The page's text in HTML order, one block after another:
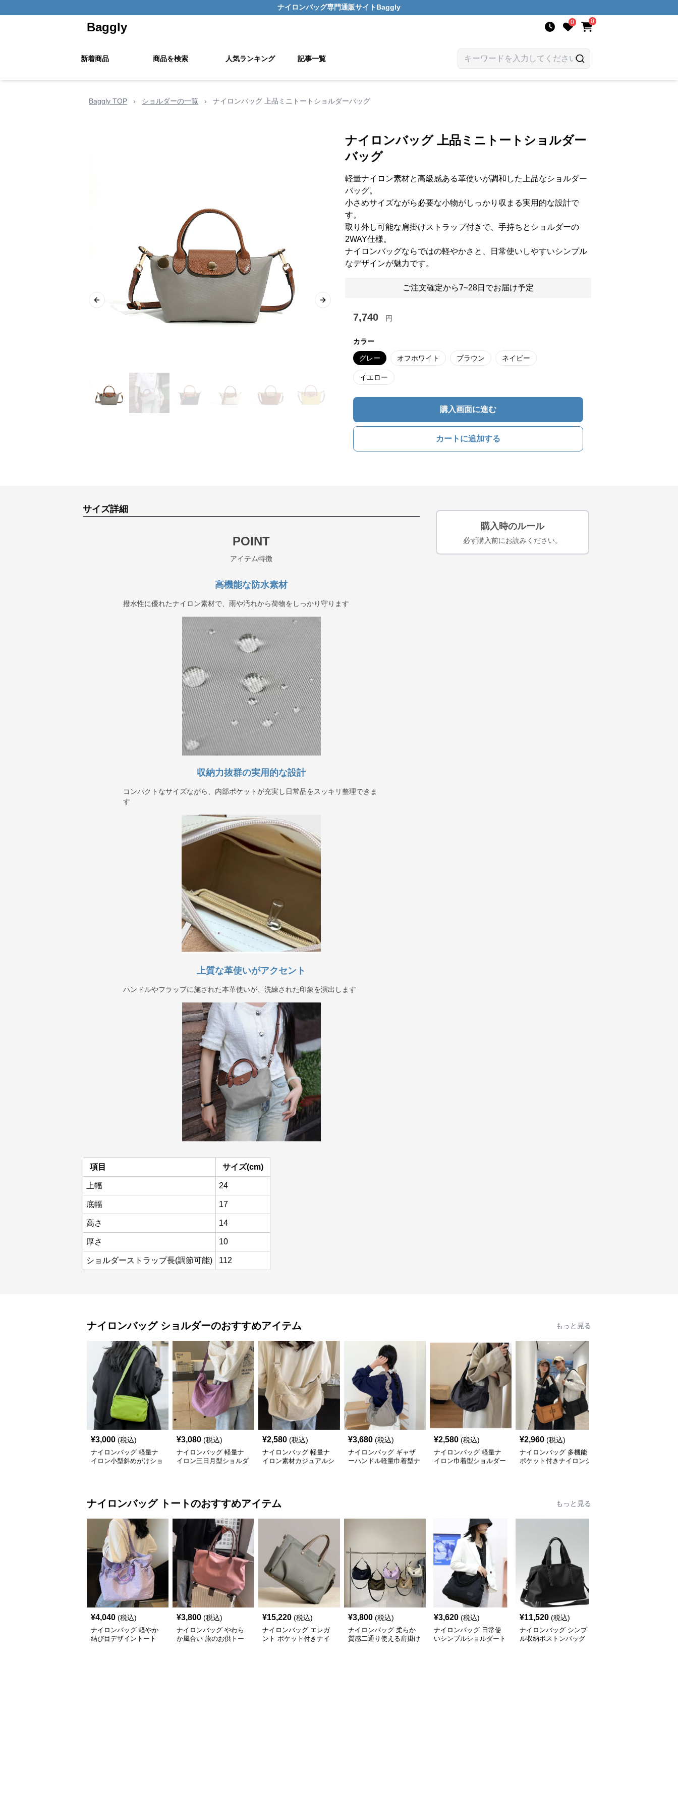
ナイロンバッグ専門通販サイト Baggly
Baggly 0 0
新着商品 商品を検索 人気ランキング 記事一覧
Baggly TOP › ショルダーの一覧 › ナイロンバッグ 上品ミニトートショルダーバッグ
Previous slide Next slide
ナイロンバッグ 上品ミニトートショルダー
バッグ
軽量ナイロン素材と高級感ある革使いが調和した上品なショルダー
バッグ。
小さめサイズながら必要な小物がしっかり収まる実用的な設計で
す。
取り外し可能な肩掛けストラップ付きで、手持ちとショルダーの
2WAY仕様。
ナイロンバッグならではの軽やかさと、日常使いしやすいシンプル
なデザインが魅力です。
ご注文確定から7~28日でお届け予定
7,740 円
カラー
グレー オフホワイト ブラウン ネイビー
イエロー
購入画面に進む
カートに追加する
サイズ詳細
POINT
アイテム特徴
高機能な防水素材
撥水性に優れたナイロン素材で、雨や汚れから荷物をしっかり守ります
収納力抜群の実用的な設計
コンパクトなサイズながら、内部ポケットが充実し日常品をスッキリ整理できま
す
上質な革使いがアクセント
ハンドルやフラップに施された本革使いが、洗練された印象を演出します
項目 サイズ(cm)
上幅 24
底幅 17
高さ 14
厚さ 10
ショルダーストラップ長(調節可能) 112
購入時のルール
必ず購入前にお読みください。
ナイロンバッグ ショルダーのおすすめアイテム もっと見る
¥3,000 (税込)
ナイロンバッグ 軽量ナ
イロン小型斜めがけショ
¥3,080 (税込)
ナイロンバッグ 軽量ナ
イロン三日月型ショルダ
¥2,580 (税込)
ナイロンバッグ 軽量ナ
イロン素材カジュアルシ
¥3,680 (税込)
ナイロンバッグ ギャザ
ーハンドル軽量巾着型ナ
¥2,580 (税込)
ナイロンバッグ 軽量ナ
イロン巾着型ショルダー
¥2,960 (税込)
ナイロンバッグ 多機能
ポケット付きナイロンシ
ナイロンバッグ トートのおすすめアイテム もっと見る
¥4,040 (税込)
ナイロンバッグ 軽やか
結び目デザイントート
¥3,800 (税込)
ナイロンバッグ やわら
か風合い 旅のお供トー
¥15,220 (税込)
ナイロンバッグ エレガ
ント ポケット付きナイ
¥3,800 (税込)
ナイロンバッグ 柔らか
質感二通り使える肩掛け
¥3,620 (税込)
ナイロンバッグ 日常使
いシンプルショルダート
¥11,520 (税込)
ナイロンバッグ シンプ
ル収納ボストンバッグ